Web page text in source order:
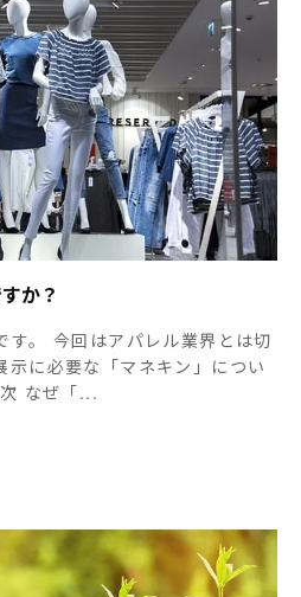
か？
す。 今回はアパレル業界とは切
示に必要な「マネキン」につい
なぜ「...